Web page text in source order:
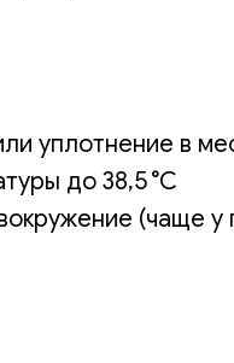
уплотнение в
до 38,5 °C
(чаще у